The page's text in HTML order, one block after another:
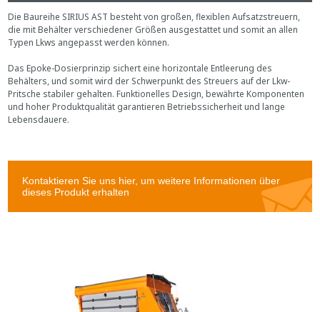
Die Baureihe SIRIUS AST besteht von großen, flexiblen Aufsatzstreuern,
die mit Behälter verschiedener Größen ausgestattet und somit an allen
Typen Lkws angepasst werden können.
Das Epoke-Dosierprinzip sichert eine horizontale Entleerung des
Behälters, und somit wird der Schwerpunkt des Streuers auf der Lkw-
Pritsche stabiler gehalten. Funktionelles Design, bewährte Komponenten
und hoher Produktqualität garantieren Betriebssicherheit und lange
Lebensdauere.